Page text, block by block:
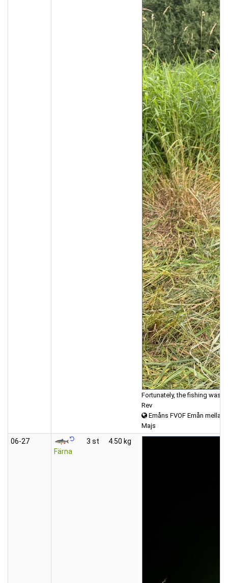
Fortunately, the fishing was
Rev
Emåns FVOF Emån
Majs
06‑27
Färna
3 st 4.50 kg